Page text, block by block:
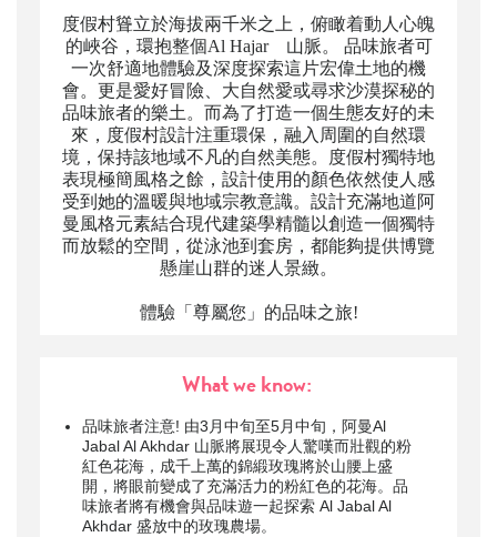
度假村聳立於海拔兩千米之上，俯瞰着動人心魄
的峽谷，環抱整個Al Hajar 山脈。 品味旅者可
一次舒適地體驗及深度探索這片宏偉土地的機
會。更是愛好冒險、大自然愛或尋求沙漠探秘的
品味旅者的樂土。而為了打造一個生態友好的未
來，度假村設計注重環保，融入周圍的自然環
境，保持該地域不凡的自然美態。度假村獨特地
表現極簡風格之餘，設計使用的顏色依然使人感
受到她的溫暖與地域宗教意識。設計充滿地道阿
曼風格元素結合現代建築學精髓以創造一個獨特
而放鬆的空間，從泳池到套房，都能夠提供博覽
懸崖山群的迷人景緻。
體驗「尊屬您」的品味之旅!
What we know:
品味旅者注意! 由3月中旬至5月中旬，阿曼Al
Jabal Al Akhdar 山脈將展現令人驚嘆而壯觀的粉
紅色花海，成千上萬的錦緞玫瑰將於山腰上盛
開，將眼前變成了充滿活力的粉紅色的花海。品
味旅者將有機會與品味遊一起探索 Al Jabal Al
Akhdar 盛放中的玫瑰農場。